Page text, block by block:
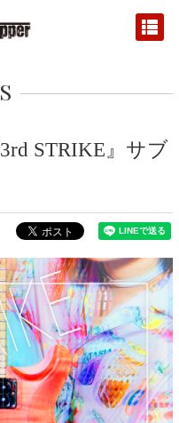
STRIKE』サブ